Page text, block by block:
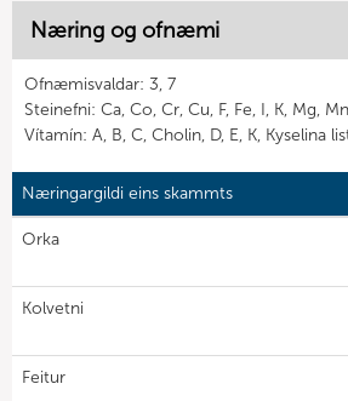
Næring og ofnæmi
Ofnæmisvaldar: 3, 7
Steinefni: Ca, Co, Cr, Cu, F, Fe, I, K, Mg,
Vítamín: A, B, C, Cholin, D, E, K, Kyselina
Næringargildi eins skammts
Orka
Kolvetni
Feitur